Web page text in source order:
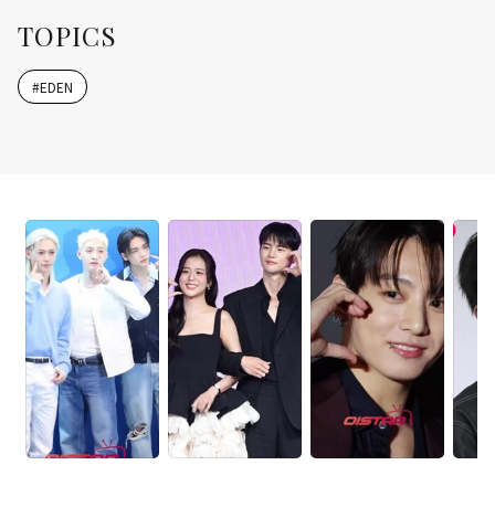
TOPICS
#EDEN